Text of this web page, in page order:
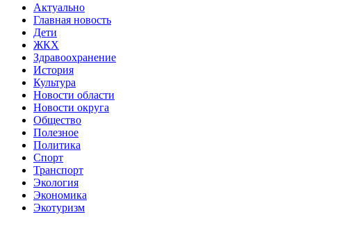
Актуально
Главная новость
Дети
ЖКХ
Здравоохранение
История
Культура
Новости области
Новости округа
Общество
Полезное
Политика
Спорт
Транспорт
Экология
Экономика
Экотуризм